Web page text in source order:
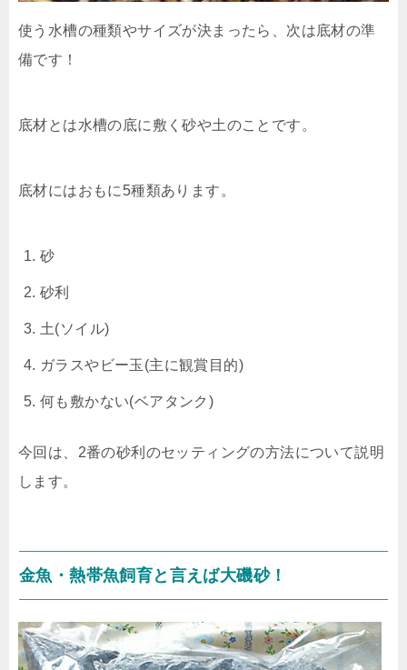
使う水槽の種類やサイズが決まったら、次は底材の準
備です！
底材とは水槽の底に敷く砂や土のことです。
底材にはおもに5種類あります。
砂
砂利
土(ソイル)
ガラスやビー玉(主に観賞目的)
何も敷かない(ベアタンク)
今回は、2番の砂利のセッティングの方法について説明
します。
金魚・熱帯魚飼育と言えば大磯砂！